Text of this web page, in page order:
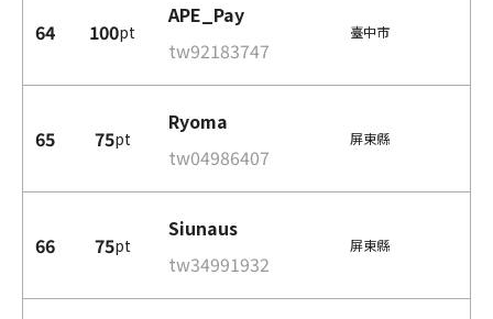
64 100pt
APE_Pay
tw92183747
臺中市
65 75pt
Ryoma
tw04986407
屏東縣
66 75pt
Siunaus
tw34991932
屏東縣